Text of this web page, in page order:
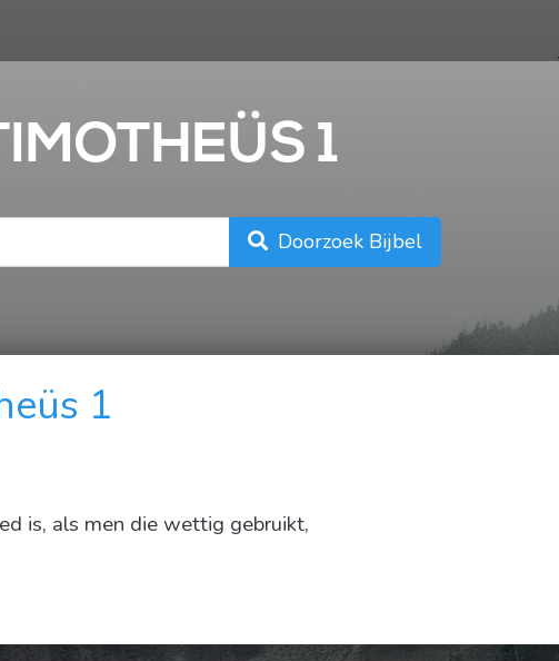
1
Doorzoek Bijbel
1
is, als men die wettig gebruikt,